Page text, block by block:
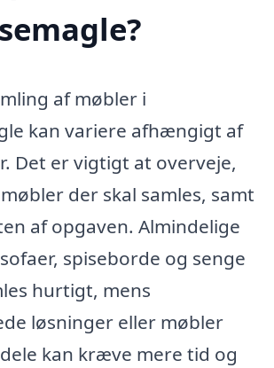
af møbler i
kan variere afhængigt af
Det er vigtigt at overveje,
der skal samles, samt
af opgaven. Almindelige
spiseborde og senge
hurtigt, mens
løsninger eller møbler
kan kræve mere tid og